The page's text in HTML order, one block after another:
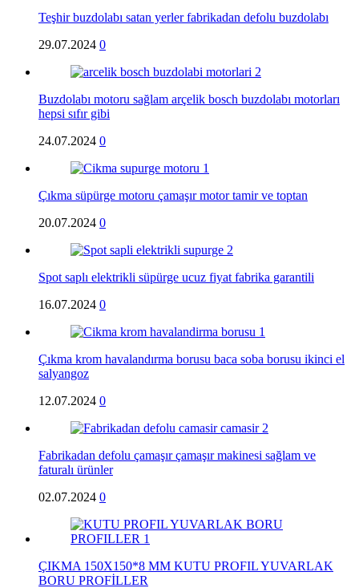
Teşhir buzdolabı satan yerler fabrikadan defolu buzdolabı
29.07.2024 0
Buzdolabı motoru sağlam arçelik bosch buzdolabı motorları
hepsi sıfır gibi
24.07.2024 0
Çıkma süpürge motoru çamaşır motor tamir ve toptan
20.07.2024 0
Spot saplı elektrikli süpürge ucuz fiyat fabrika garantili
16.07.2024 0
Çıkma krom havalandırma borusu baca soba borusu ikinci el
salyangoz
12.07.2024 0
Fabrikadan defolu çamaşır çamaşır makinesi sağlam ve
faturalı ürünler
02.07.2024 0
ÇIKMA 150X150*8 MM KUTU PROFIL YUVARLAK
BORU PROFİLLER